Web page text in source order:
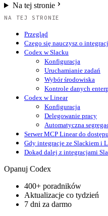
Na tej stronie
NA TEJ STRONIE
Przegląd
Czego się nauczysz o
Codex w Slacku
Konfiguracja
Uruchamianie zadań
Wybór środowiska
Kontrole danych
Codex w Linear
Konfiguracja
Delegowanie pracy
Automatyczna
Serwer MCP Linear do
Gdy integracje ze Slackiem i
Dokąd dalej z integracjami
Opanuj Codex
400+ poradników
Aktualizacje co tydzień
7 dni za darmo